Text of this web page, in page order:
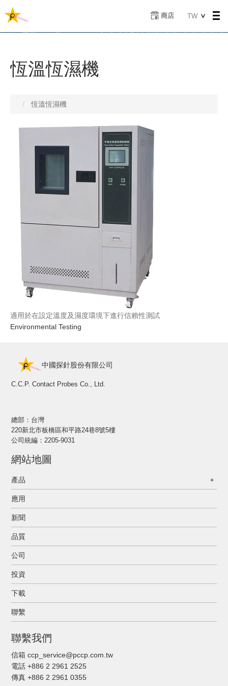
至
商店
Select
TW
恆溫恆濕機
恆溫恆濕機
適用於在設定溫度及濕度環境下進行信賴性測試
Environmental Testing
中國探針股份有限公司
C.C.P. Contact Probes Co., Ltd.
總部：台灣
220新北市板橋區和平路24巷8號5樓
公司統編：2205-9031
網站地圖
產品
應用
新聞
品質
公司
投資
下載
聯繫
聯繫我們
信箱 ccp_service@pccp.com.tw
電話 +886 2 2961 2525
傳真 +886 2 2961 0355